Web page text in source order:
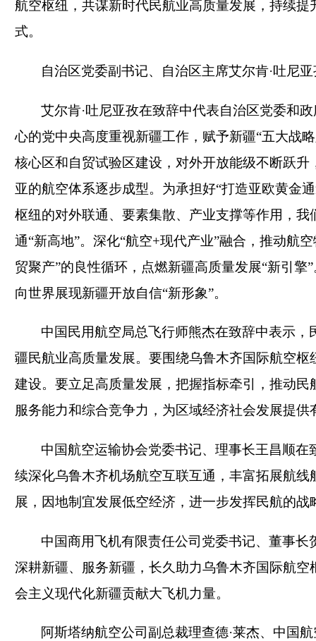
航空枢纽，共谋新时代民航业高质量发展，持续
式。
自治区党委副书记、自治区主席艾尔肯·吐尼
艾尔肯·吐尼亚孜在致辞中代表自治区党委和
心的党中央高度重视新疆工作，赋予新疆“五大战
核心区和自贸试验区建设，对外开放能级不断跃
亚的航空体系逐步成型。为承担好“打造亚欧黄金
枢纽的对外联通、要素集散、产业支撑等作用，
通“新高地”。深化“航空+现代产业”融合，推动航
贸聚产”的良性循环，点燃新疆高质量发展“新引
向世界展现新疆开放自信“新形象”。
中国民用航空局总飞行师熊杰在致辞中表示
疆民航业高质量发展。要围绕乌鲁木齐国际航空
建设。要立足高质量发展，把握指标牵引，推动
服务能力和综合竞争力，为区域经济社会发展提供
中国航空运输协会党委书记、理事长王昌顺
续深化乌鲁木齐机场航空互联互通，丰富拓展航
展，因地制宜发展低空经济，进一步发挥民航的战
中国商用飞机有限责任公司党委书记、董事
深耕新疆、服务新疆，长久助力乌鲁木齐国际航
会主义现代化新疆贡献大飞机力量。
阿斯塔纳航空公司副总裁理查德·莱杰、中国